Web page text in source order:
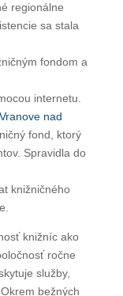
regionálne
sa stala
fondom a
internetu.
nad
fond, ktorý
Spravidla do
knižničného
knižníc ako
ročne
služby,
bežných